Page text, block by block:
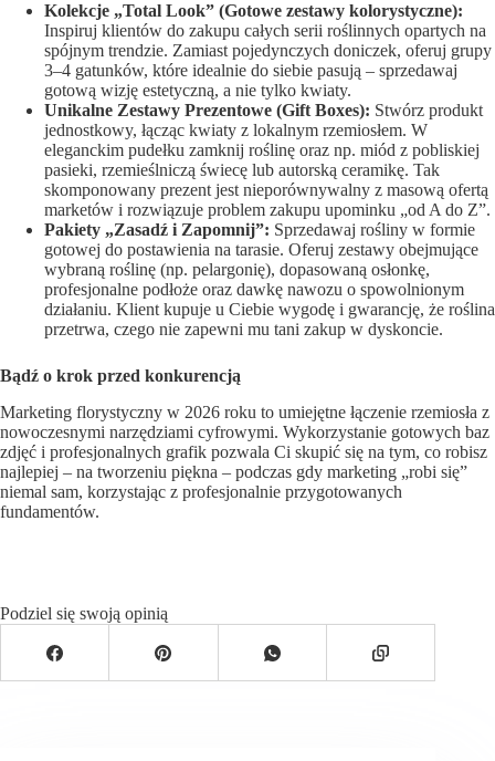
Kolekcje „Total Look” (Gotowe zestawy kolorystyczne):
Inspiruj klientów do zakupu całych serii roślinnych opartych na
spójnym trendzie. Zamiast pojedynczych doniczek, oferuj grupy
3–4 gatunków, które idealnie do siebie pasują – sprzedawaj
gotową wizję estetyczną, a nie tylko kwiaty.
Unikalne Zestawy Prezentowe (Gift Boxes): Stwórz produkt
jednostkowy, łącząc kwiaty z lokalnym rzemiosłem. W
eleganckim pudełku zamknij roślinę oraz np. miód z pobliskiej
pasieki, rzemieślniczą świecę lub autorską ceramikę. Tak
skomponowany prezent jest nieporównywalny z masową ofertą
marketów i rozwiązuje problem zakupu upominku „od A do Z”.
Pakiety „Zasadź i Zapomnij”: Sprzedawaj rośliny w formie
gotowej do postawienia na tarasie. Oferuj zestawy obejmujące
wybraną roślinę (np. pelargonię), dopasowaną osłonkę,
profesjonalne podłoże oraz dawkę nawozu o spowolnionym
działaniu. Klient kupuje u Ciebie wygodę i gwarancję, że roślina
przetrwa, czego nie zapewni mu tani zakup w dyskoncie.
Bądź o krok przed konkurencją
Marketing florystyczny w 2026 roku to umiejętne łączenie rzemiosła z
nowoczesnymi narzędziami cyfrowymi. Wykorzystanie gotowych baz
zdjęć i profesjonalnych grafik pozwala Ci skupić się na tym, co robisz
najlepiej – na tworzeniu piękna – podczas gdy marketing „robi się”
niemal sam, korzystając z profesjonalnie przygotowanych
fundamentów.
Podziel się swoją opinią